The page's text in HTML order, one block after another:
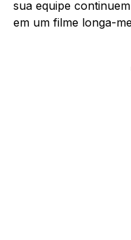
sua equipe
em um filme longa-